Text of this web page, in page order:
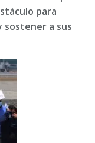
para
sostener a sus